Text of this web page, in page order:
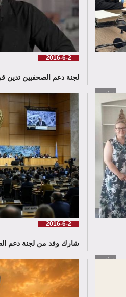
2016-6-2
لجنة دعم الصحفيين تدين
2016-6-2
شارك وفد من لجنة دعم